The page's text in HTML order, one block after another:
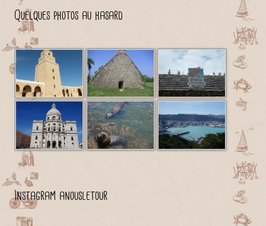
Quelques photos au hasard
Instagram anousletour